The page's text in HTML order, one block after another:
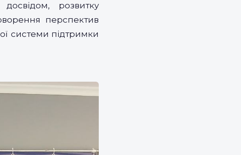
розвитку
перспектив
системи підтримки